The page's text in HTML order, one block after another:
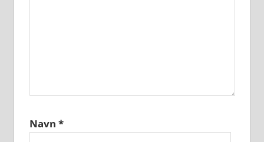
Navn *